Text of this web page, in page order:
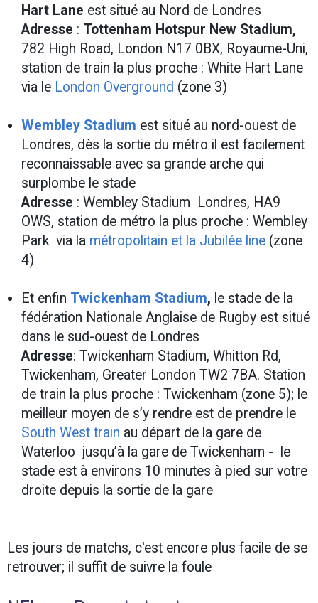
Hart Lane est situé au Nord de Londres
Adresse : Tottenham Hotspur New Stadium,
782 High Road, London N17 0BX, Royaume-Uni,
station de train la plus proche : White Hart Lane
via le London Overground (zone 3)
Wembley Stadium est situé au nord-ouest de
Londres, dès la sortie du métro il est facilement
reconnaissable avec sa grande arche qui
surplombe le stade
Adresse : Wembley Stadium Londres, HA9
OWS, station de métro la plus proche : Wembley
Park via la métropolitain et la Jubilée line (zone
4)
Et enfin Twickenham Stadium, le stade de la
fédération Nationale Anglaise de Rugby est situé
dans le sud-ouest de Londres
Adresse: Twickenham Stadium, Whitton Rd,
Twickenham, Greater London TW2 7BA. Station
de train la plus proche : Twickenham (zone 5); le
meilleur moyen de s’y rendre est de prendre le
South West train au départ de la gare de
Waterloo jusqu’à la gare de Twickenham - le
stade est à environs 10 minutes à pied sur votre
droite depuis la sortie de la gare
Les jours de matchs, c'est encore plus facile de se
retrouver; il suffit de suivre la foule